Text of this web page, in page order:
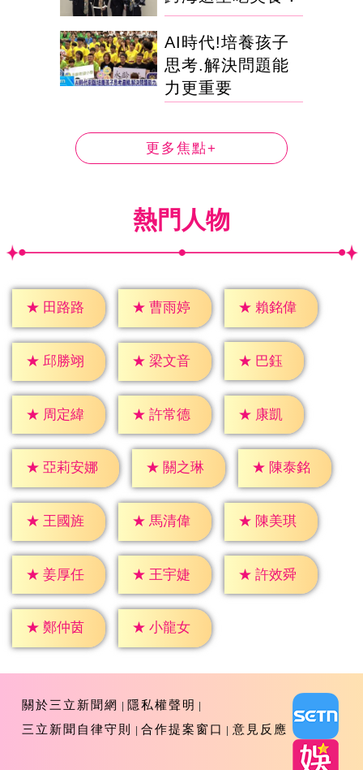
AI時代!培養孩子
思考.解決問題能
力更重要
更多焦點+
熱門人物
★ 田路路 ★ 曹雨婷 ★ 賴銘偉
★ 邱勝翊 ★ 梁文音 ★ 巴鈺
★ 周定緯 ★ 許常德 ★ 康凱
★ 亞莉安娜 ★ 關之琳 ★ 陳泰銘
★ 王國旌 ★ 馬清偉 ★ 陳美琪
★ 姜厚任 ★ 王宇婕 ★ 許效舜
★ 鄭仲茵 ★ 小龍女
關於三立新聞網
隱私權聲明
三立新聞自律守則
合作提案窗口 意見反應